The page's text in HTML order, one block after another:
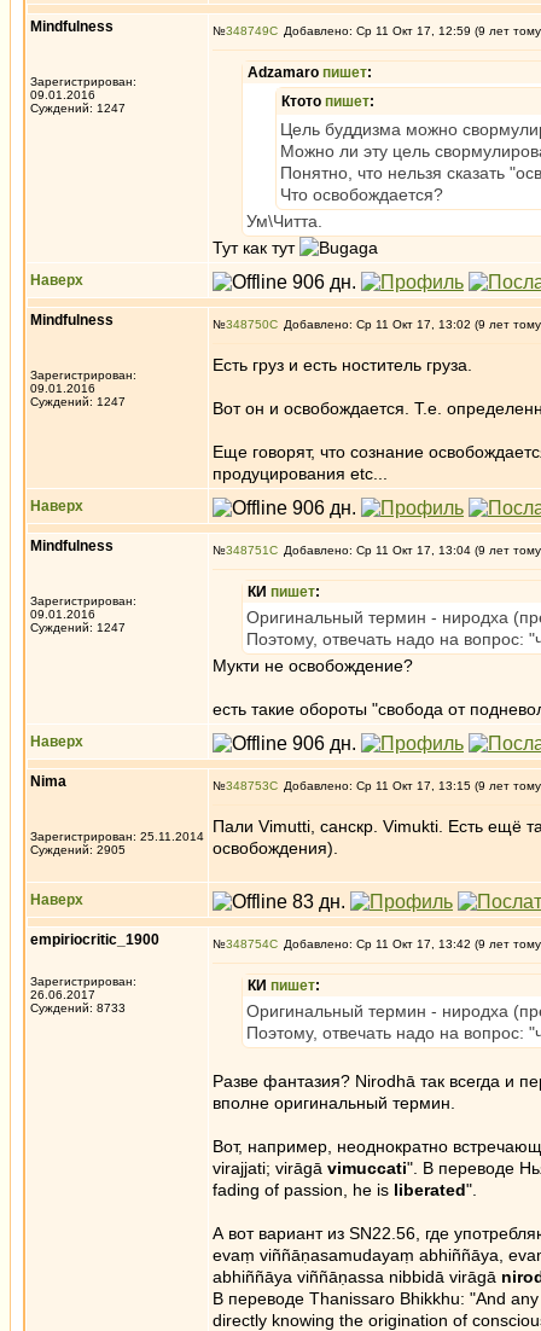
Mindfulness
Зарегистрирован:
09.01.2016
Суждений: 1247
№348749 Добавлено: Ср 11 Окт 17, 12:59 (9 лет
Adzamaro пишет:
Ктото пишет:
Цель буддизма можно
Можно ли эту цель
Понятно, что нельзя сказать
Что освобождается?
Ум\Читта.
Тут как тут
Наверх
Mindfulness
Зарегистрирован:
09.01.2016
Суждений: 1247
№348750 Добавлено: Ср 11 Окт 17, 13:02 (9 лет
Есть груз и есть ноститель груза.
Вот он и освобождается. Т.е.
Еще говорят, что сознание
продуцирования etc...
Наверх
Mindfulness
Зарегистрирован:
09.01.2016
Суждений: 1247
№348751 Добавлено: Ср 11 Окт 17, 13:04 (9 лет
КИ пишет:
Оригинальный термин - ниродха
Поэтому, отвечать надо на вопрос:
Мукти не освобождение?
есть такие обороты "свобода от
Наверх
Nima
Зарегистрирован: 25.11.2014
Суждений: 2905
№348753 Добавлено: Ср 11 Окт 17, 13:15 (9 лет
Пали Vimutti, санскр. Vimukti. Есть ещё
освобождения).
Наверх
empiriocritic_1900
Зарегистрирован:
26.06.2017
Суждений: 8733
№348754 Добавлено: Ср 11 Окт 17, 13:42 (9 лет
КИ пишет:
Оригинальный термин - ниродха
Поэтому, отвечать надо на вопрос:
Разве фантазия? Nirodhā так всегда и
вполне оригинальный термин.
Вот, например, неоднократно
virajjati; virāgā vimuccati". В переводе
fading of passion, he is liberated".
А вот вариант из SN22.56, где
evaṃ viñ­ñā­ṇa­sa­muda­yaṃ abhiññāya,
abhiññāya viññāṇassa nibbidā virāgā
В переводе Thanissaro Bhikkhu: "And
directly knowing the origination of